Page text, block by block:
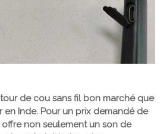
de cou sans fil bon marché que
Inde. Pour un prix demandé de
offre non seulement un son de